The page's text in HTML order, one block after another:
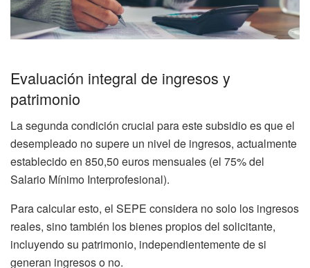
Evaluación integral de ingresos y
patrimonio
La segunda condición crucial para este subsidio es que el
desempleado no supere un nivel de ingresos, actualmente
establecido en 850,50 euros mensuales (el 75% del
Salario Mínimo Interprofesional).
Para calcular esto, el SEPE considera no solo los ingresos
reales, sino también los bienes propios del solicitante,
incluyendo su patrimonio, independientemente de si
generan ingresos o no.